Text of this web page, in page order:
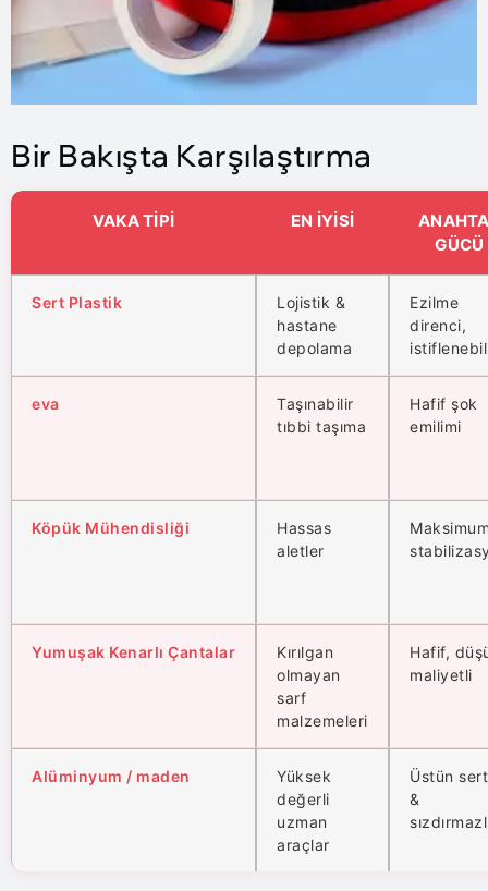
Bir Bakışta Karşılaştırma
VAKA TIPI EN İYISI
GÜCÜ
Sert Plastik
Lojistik &
hastane
depolama
Ezilme
direnci,
eva
Taşınabilir
tıbbi taşıma
Hafif şok
emilimi
Köpük Mühendisliği
Hassas
aletler
Yumuşak Kenarlı Çantalar
Kırılgan
olmayan
sarf
malzemeleri
Hafif,
maliyetli
Alüminyum / maden
Yüksek
değerli
uzman
araçlar
Üstün
&